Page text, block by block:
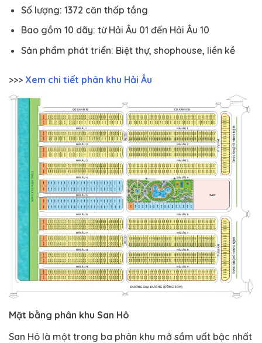
Số lượng: 1372 căn thấp tầng
Bao gồm 10 dãy: từ Hải Âu 01 đến Hải Âu 10
Sản phẩm phát triển: Biệt thự, shophouse, liền kề
>>> Xem chi tiết phân khu Hải Âu
Mặt bằng phân khu San Hô
San Hô là một trong ba phân khu mở sầm uất bậc nhất